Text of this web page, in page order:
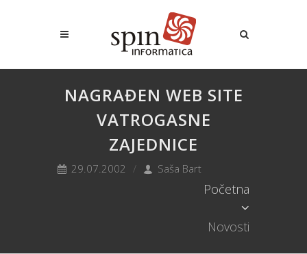
NAGRAĐEN WEB SITE
VATROGASNE
ZAJEDNICE
29.07.2002 Saša Bart
Početna
Novosti